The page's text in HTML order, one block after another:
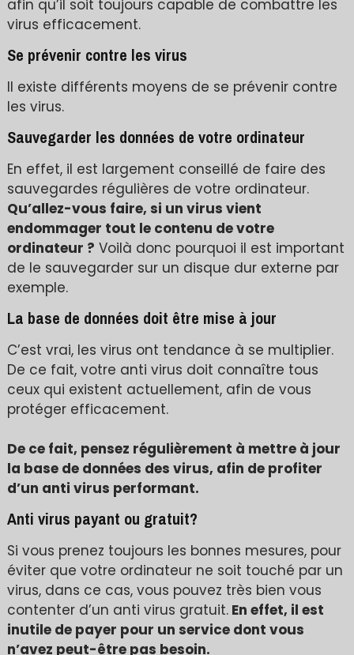
afin qu’il soit toujours capable de combattre les
virus efficacement.
Se prévenir contre les virus
Il existe différents moyens de se prévenir contre
les virus.
Sauvegarder les données de votre ordinateur
En effet, il est largement conseillé de faire des
sauvegardes régulières de votre ordinateur.
Qu’allez-vous faire, si un virus vient
endommager tout le contenu de votre
ordinateur ? Voilà donc pourquoi il est important
de le sauvegarder sur un disque dur externe par
exemple.
La base de données doit être mise à jour
C’est vrai, les virus ont tendance à se multiplier.
De ce fait, votre anti virus doit connaître tous
ceux qui existent actuellement, afin de vous
protéger efficacement.
De ce fait, pensez régulièrement à mettre à jour
la base de données des virus, afin de profiter
d’un anti virus performant.
Anti virus payant ou gratuit?
Si vous prenez toujours les bonnes mesures, pour
éviter que votre ordinateur ne soit touché par un
virus, dans ce cas, vous pouvez très bien vous
contenter d’un anti virus gratuit.En effet, il est
inutile de payer pour un service dont vous
n’avez peut-être pas besoin.